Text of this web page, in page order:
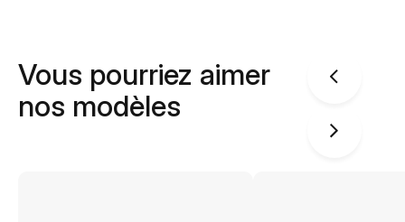
Vous pourriez aimer
nos modèles